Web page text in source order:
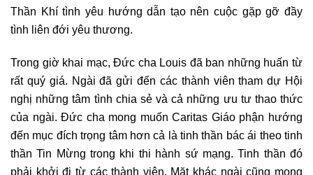
Thần Khí tình yêu hướng dẫn tạo nên cuộc gặp gỡ đầy
tình liên đới yêu thương.
Trong giờ khai mạc, Đức cha Louis đã ban những huấn từ
rất quý giá. Ngài đã gửi đến các thành viên tham dự Hội
nghị những tâm tình chia sẻ và cả những ưu tư thao thức
của ngài. Đức cha mong muốn Caritas Giáo phận hướng
đến mục đích trọng tâm hơn cả là tinh thần bác ái theo tinh
thần Tin Mừng trong khi thi hành sứ mạng. Tinh thần đó
phải khởi đi từ các thành viên. Mặt khác ngài cũng mong